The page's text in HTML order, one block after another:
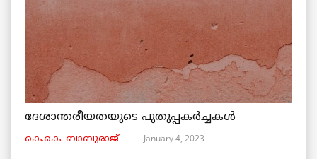
ദേശാന്തരീയതയുടെ പുതുപ്പകർച്ചകൾ
കെ.കെ. ബാബുരാജ്‌ January 4, 2023